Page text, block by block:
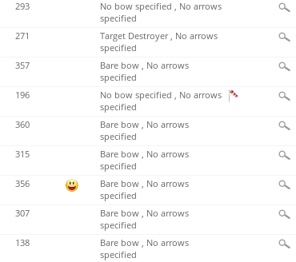
293
No bow specified , No arrows
specified
271
Target Destroyer , No arrows
specified
357
Bare bow , No arrows
specified
196
No bow specified , No arrows
specified
360
Bare bow , No arrows
specified
315
Bare bow , No arrows
specified
356
Bare bow , No arrows
specified
307
Bare bow , No arrows
specified
138
Bare bow , No arrows
specified